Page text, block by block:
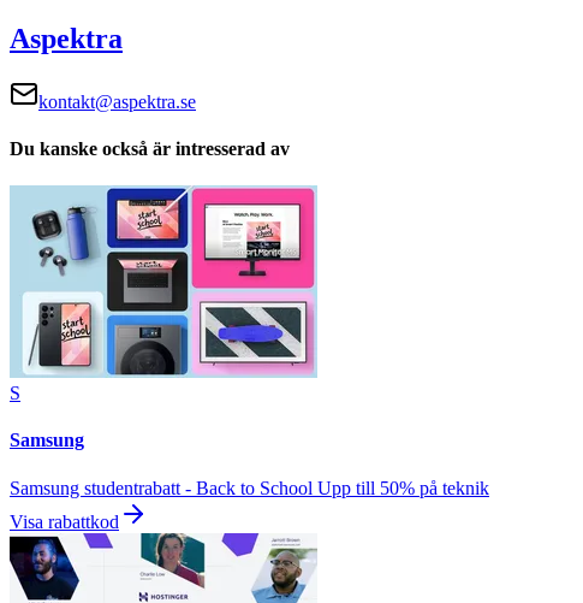
Aspektra
kontakt@aspektra.se
Du kanske också är intresserad av
S
Samsung
Samsung studentrabatt - Back to School Upp till 50% på teknik
Visa rabattkod